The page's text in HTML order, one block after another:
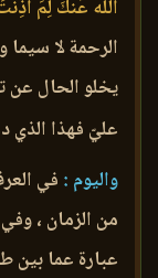
الله عَنكَ لِمَ
الرحمة لا سيما
يخلو الحال
عليّ فهذا الذي
واليوم : في
من الزمان ،
عبارة عما بين